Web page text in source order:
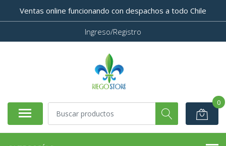
Ventas online funcionando con despachos a todo Chile
Ingreso/Registro
0